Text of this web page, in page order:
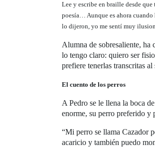
Lee y escribe en braille desde
poesía… Aunque es ahora
lo dijeron, yo me sentí muy
Alumna de sobresaliente, ha
lo tengo claro: quiero ser
prefiere tenerlas transcritas
El cuento de los perros
A Pedro se le llena la boca
enorme, su perro preferido y
“Mi perro se llama Cazador
acaricio y también puedo